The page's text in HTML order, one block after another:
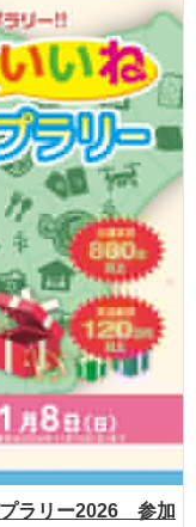
プラリー2026 参加